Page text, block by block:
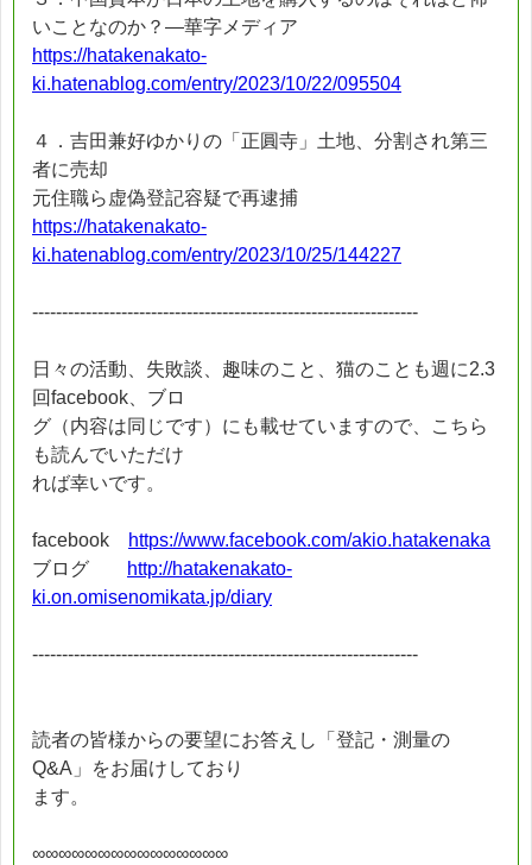
いことなのか？―華字メディア
https://hatakenakato-
ki.hatenablog.com/entry/2023/10/22/095504
４．吉田兼好ゆかりの「正圓寺」土地、分割され第三
者に売却
元住職ら虚偽登記容疑で再逮捕
https://hatakenakato-
ki.hatenablog.com/entry/2023/10/25/144227
-----------------------------------------------------------------
日々の活動、失敗談、趣味のこと、猫のことも週に2.3
回facebook、ブロ
グ（内容は同じです）にも載せていますので、こちら
も読んでいただけ
れば幸いです。
facebook
https://www.facebook.com/akio.hatakenaka
ブログ
http://hatakenakato-
ki.on.omisenomikata.jp/diary
-----------------------------------------------------------------
読者の皆様からの要望にお答えし「登記・測量の
Q&A」をお届けしており
ます。
∞∞∞∞∞∞∞∞∞∞∞∞∞∞∞